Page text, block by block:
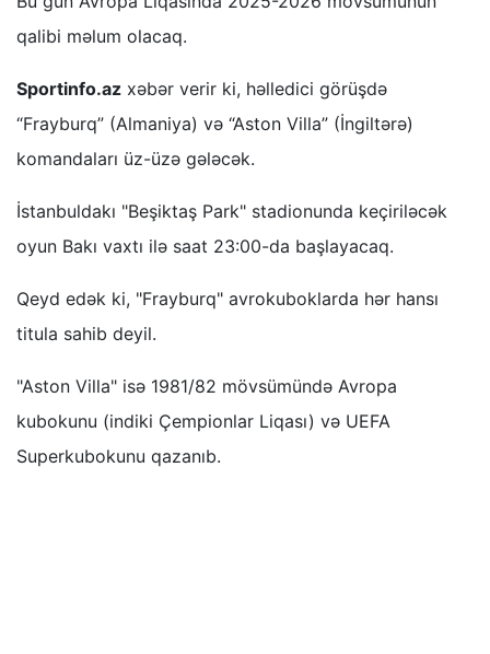
qalibi məlum olacaq.
Sportinfo.az xəbər verir ki, həlledici görüşdə
“Frayburq” (Almaniya) və “Aston Villa” (İngiltərə)
komandaları üz-üzə gələcək.
İstanbuldakı "Beşiktaş Park" stadionunda keçiriləcək
oyun Bakı vaxtı ilə saat 23:00-da başlayacaq.
Qeyd edək ki, "Frayburq" avrokuboklarda hər hansı
titula sahib deyil.
"Aston Villa" isə 1981/82 mövsümündə Avropa
kubokunu (indiki Çempionlar Liqası) və UEFA
Superkubokunu qazanıb.